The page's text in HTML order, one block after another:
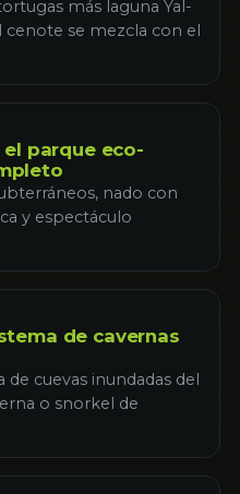
más laguna Yal-
cenote se mezcla con el
parque eco-
nado con
y espectáculo
de cavernas
cuevas inundadas del
o snorkel de